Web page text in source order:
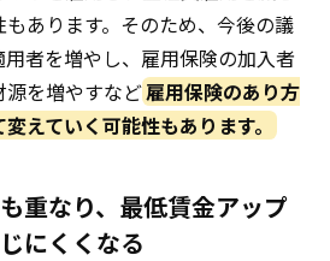
あります。そのため、今後の議
者を増やし、雇用保険の加入者
を増やすなど雇用保険のあり方
えていく可能性もあります。
重なり、最低賃金アップ
にくくなる